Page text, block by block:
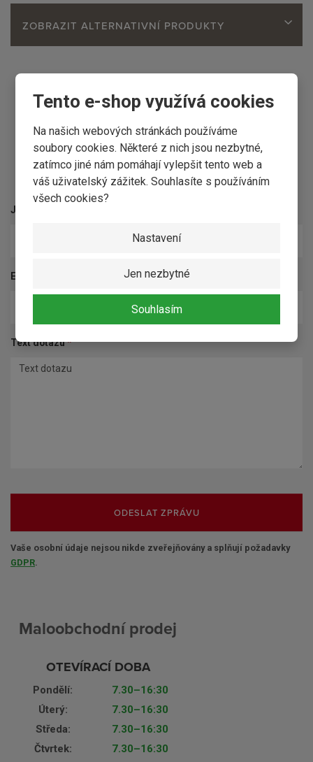
Tento e-shop využívá cookies
Na našich webových stránkách používáme
soubory cookies. Některé z nich jsou nezbytné,
zatímco jiné nám pomáhají vylepšit tento web a
váš uživatelský zážitek. Souhlasíte s používáním
všech cookies?
Nastavení
Jen nezbytné
Souhlasím
ZOBRAZIT ALTERNATIVNÍ PRODUKTY
Kontaktní formulář
Jméno a příjmení
E-mail
Text dotazu*
ODESLAT ZPRÁVU
Vaše osobní údaje nejsou nikde zveřejňovány a splňují požadavky
GDPR
Maloobchodní prodej
OTEVÍRACÍ DOBA
Pondělí:
7.30–16:30
Úterý:
7.30–16:30
Středa:
7.30–16:30
Čtvrtek:
7.30–16:30